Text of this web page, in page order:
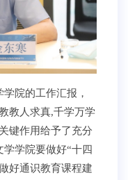
院的工作汇报，
教人求真,千学万学
键作用给予了充分
学院要做好“十四
好通识教育课程建